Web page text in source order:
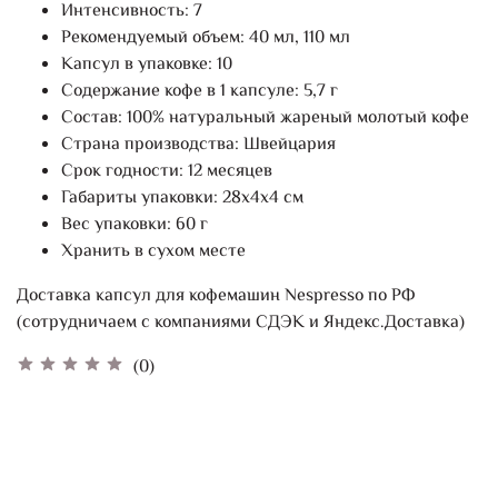
(0)
Интенсивность: 7
Рекомендуемый объем: 40 мл, 110 мл
Капсул в упаковке: 10
Содержание кофе в 1 капсуле: 5,7 г
Состав: 100% натуральный жареный молотый кофе
Страна производства: Швейцария
Срок годности: 12 месяцев
Габариты упаковки: 28х4х4 см
Вес упаковки: 60 г
Хранить в сухом месте
Доставка капсул для кофемашин Nespresso по РФ
(сотрудничаем с компаниями СДЭК и Яндекс.Доставка)